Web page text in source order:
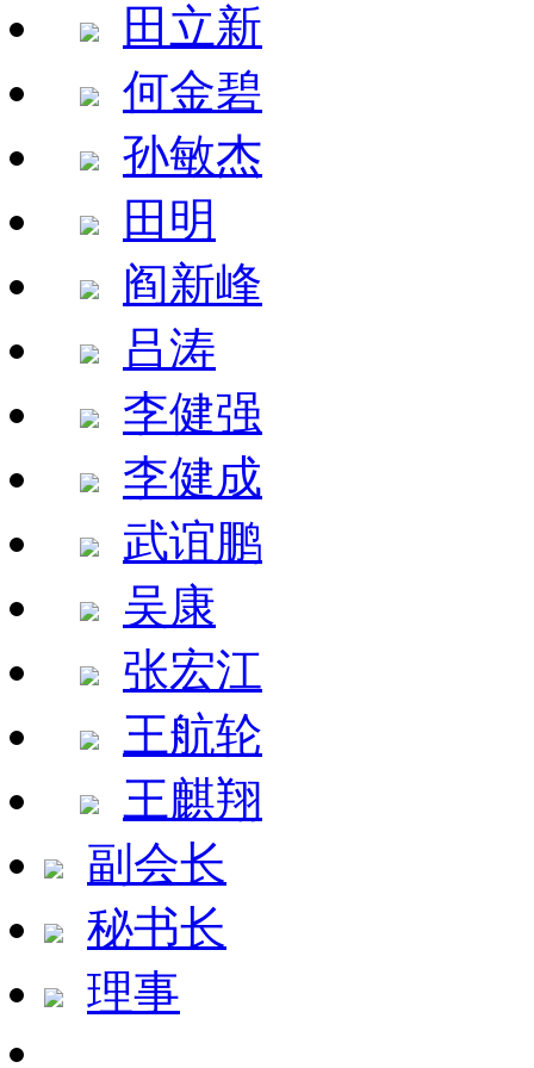
田立新
何金碧
孙敏杰
田明
阎新峰
吕涛
李健强
李健成
武谊鹏
吴康
张宏江
王航轮
王麒翔
副会长
秘书长
理事